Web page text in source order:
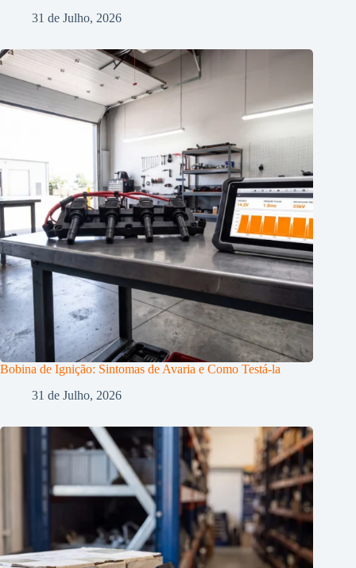
31 de Julho, 2026
Bobina de Ignição: Sintomas de Avaria e Como Testá-la
31 de Julho, 2026